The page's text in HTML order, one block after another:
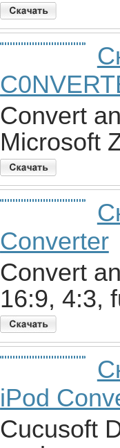
Convert
Microsoft
Converter
Convert
16:9, 4:3,
iPod
Cucusoft